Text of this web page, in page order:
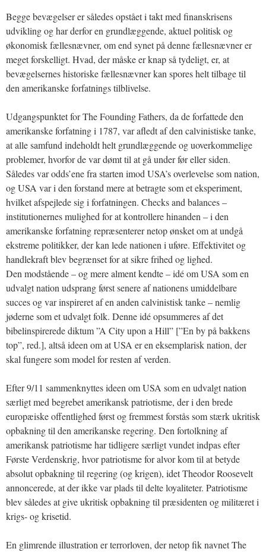
Begge bevægelser er således opstået i takt med finanskrisens
udvikling og har derfor en grundlæggende, aktuel politisk og
økonomisk fællesnævner, om end synet på denne fællesnævner er
meget forskelligt. Hvad, der måske er knap så tydeligt, er, at
bevægelsernes historiske fællesnævner kan spores helt tilbage til
den amerikanske forfatnings tilblivelse.
Udgangspunktet for The Founding Fathers, da de forfattede den
amerikanske forfatning i 1787, var afledt af den calvinistiske tanke,
at alle samfund indeholdt helt grundlæggende og uoverkommelige
problemer, hvorfor de var dømt til at gå under før eller siden.
Således var odds’ene fra starten imod USA’s overlevelse som nation,
og USA var i den forstand mere at betragte som et eksperiment,
hvilket afspejlede sig i forfatningen. Checks and balances –
institutionernes mulighed for at kontrollere hinanden – i den
amerikanske forfatning repræsenterer netop ønsket om at undgå
ekstreme politikker, der kan lede nationen i uføre. Effektivitet og
handlekraft blev begrænset for at sikre frihed og lighed.
Den modstående – og mere alment kendte – idé om USA som en
udvalgt nation udsprang først senere af nationens umiddelbare
succes og var inspireret af en anden calvinistisk tanke – nemlig
jøderne som et udvalgt folk. Denne idé opsummeres af det
bibelinspirerede diktum ”A City upon a Hill” [”En by på bakkens
top”, red.], altså ideen om at USA er en eksemplarisk nation, der
skal fungere som model for resten af verden.
Efter 9/11 sammenknyttes ideen om USA som en udvalgt nation
særligt med begrebet amerikansk patriotisme, der i den brede
europæiske offentlighed først og fremmest forstås som stærk ukritisk
opbakning til den amerikanske regering. Den fortolkning af
amerikansk patriotisme har tidligere særligt vundet indpas efter
Første Verdenskrig, hvor patriotisme for alvor kom til at betyde
absolut opbakning til regering (og krigen), idet Theodor Roosevelt
annoncerede, at der ikke var plads til delte loyaliteter. Patriotisme
blev således at give ukritisk opbakning til præsidenten og militæret i
krigs- og krisetid.
En glimrende illustration er terrorloven, der netop fik navnet The